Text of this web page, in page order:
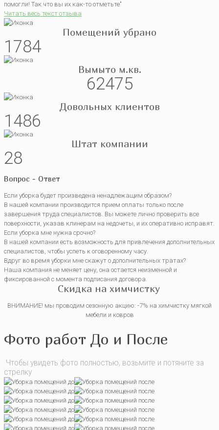
помогли! Так что вы их как-то отметьте"
Читать весь текст отзыва
Помещений убрано
1784
Вымыто м.кв.
62475
Довольных клиентов
1486
Штат компании
28
Вопрос - Ответ
Если уборка будет произведена ненадлежащим образом?
В нашей компании производится прием оплаты только после
завершения труда специалистов. Вы можете лично проверить все
поверхности, указав клинерам на недочеты, и их оперативно исправят.
Если уборка мне нужна срочно?
В нашей компании есть возможность для привлечения дополнительных
специалистов, чтобы успеть к оговоренному часу.
Вдруг во время уборки мне скажут о дополнительных тратах?
Наша компания не меняет цену, она остается неизменной и
фиксированной с момента подписания договора.
Скидка на химчистку
ВНИМАНИЕ! мы проводим сезонную акцию: -7% на химчистку мягкой
мебели и ковров
Фото работ До и После
Чтобы увидеть фото полностью, возьмите и потяните за
стрелку